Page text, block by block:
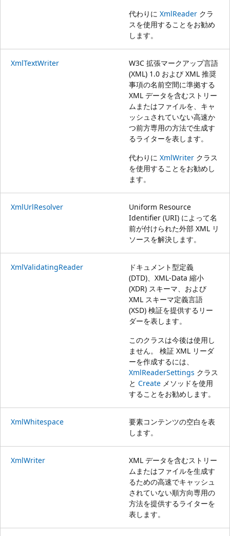
代わりに XmlReader クラ
スを使用することをお勧め
します。
XmlTextWriter
W3C 拡張マークアップ言語
(XML) 1.0 および XML 推奨
事項の名前空間に準拠する
XML データを含むストリー
ムまたはファイルを、キャ
ッシュされていない高速か
つ前方専用の方法で生成す
るライターを表します。
代わりに XmlWriter クラス
を使用することをお勧めし
ます。
XmlUrlResolver
Uniform Resource
Identifier (URI) によって名
前が付けられた外部 XML リ
ソースを解決します。
XmlValidatingReader
ドキュメント型定義
(DTD)、XML-Data 縮小
(XDR) スキーマ、および
XML スキーマ定義言語
(XSD) 検証を提供するリー
ダーを表します。
このクラスは今後は使用し
ません。 検証 XML リーダ
ーを作成するには、
XmlReaderSettings クラス
と Create メソッドを使用
することをお勧めします。
XmlWhitespace
要素コンテンツの空白を表
します。
XmlWriter
XML データを含むストリー
ムまたはファイルを生成す
るための高速でキャッシュ
されていない順方向専用の
方法を提供するライターを
表します。